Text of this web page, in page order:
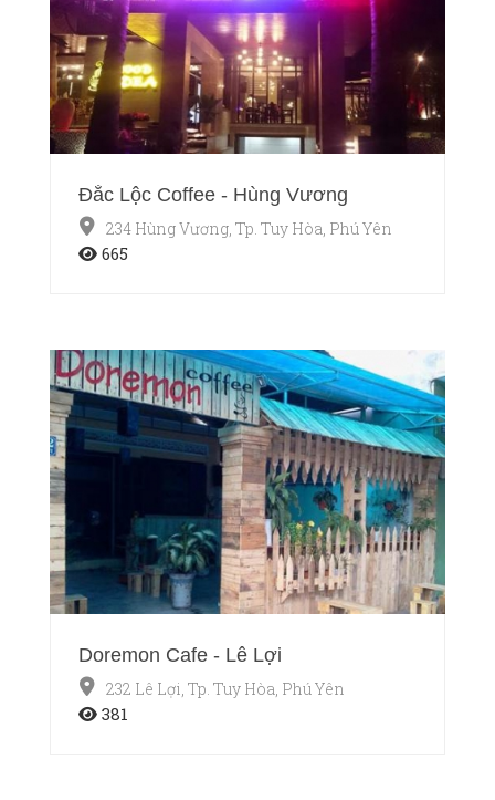
Đắc Lộc Coffee - Hùng Vương
234 Hùng Vương, Tp. Tuy Hòa, Phú Yên
665
Doremon Cafe - Lê Lợi
232 Lê Lợi, Tp. Tuy Hòa, Phú Yên
381